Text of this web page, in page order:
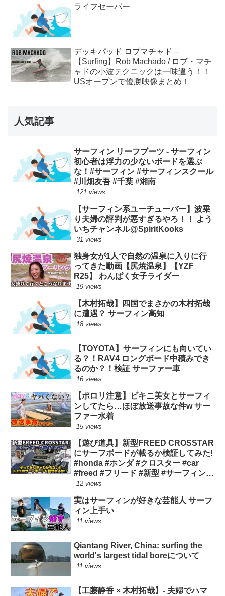
ライフセーバー
デッキパッド ロブマチャド –
【Surfing】Rob Machado / ロブ・マチ
ャドの小波テクニックは一味違う！！
USオープンで優勝映像まとめ！
人気記事
サーフィン リーフブーツ - サーフィン
初心者は浮力の少ないボードを選ぶ
な！#サーフィン #サーフィンスクール
#川畑友吾 #千葉 #湘南
121 views
【サーフィン系ユーチューバー】波乗
り夫婦の評判が悪すぎるやろ！！ よう
いちチャンネル@SpiritKooks
31 views
独身女が1人で自然の温泉に入りに行
ってきた動画【尻焼温泉】【YZF
R25】 わんぱく女子ライダー
19 views
【木村拓哉】四国でまさかの木村拓哉
に遭遇？ サーフィン高知
18 views
【TOYOTA】サーフィンにも向いてい
る？！RAV4 ロングボード中積みでき
るのか？！検証 サーファー車
16 views
【ポロリ注意】ビキニ美女とサーフィ
ンしてたら…ほぼ放送事故な件w サー
ファー水着
15 views
【遊び道具】新型FREED CROSSTAR
にサーフボードが載るか検証してみた!
#honda #ホンダ #クロスター #car
#freed #フリード #新型 #サーフィン
ロングボード
12 views
実はサーフィンが好きな芸能人 サーフ
ィン上手い
11 views
Qiantang River, China: surfing the
world's largest tidal boreについて
11 views
【工藤静香 × 木村拓哉】- 夫婦でハマ